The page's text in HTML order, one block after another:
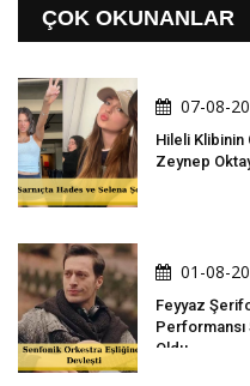
ÇOK OKUNANLAR
07-08-
Hileli Klibinin
Zeynep
01-08-
Feyyaz
Performansı
Oldu